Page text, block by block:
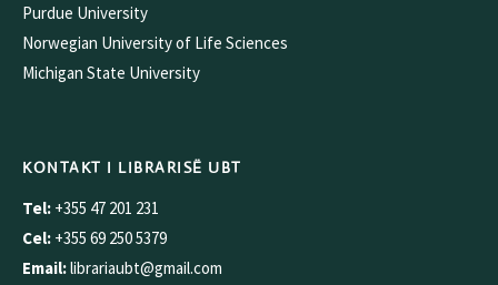
Purdue University
Norwegian University of Life Sciences
Michigan State University
KONTAKT I LIBRARISË UBT
Tel: +355 47 201 231
Cel: +355 69 250 5379
Email:librariaubt@gmail.com